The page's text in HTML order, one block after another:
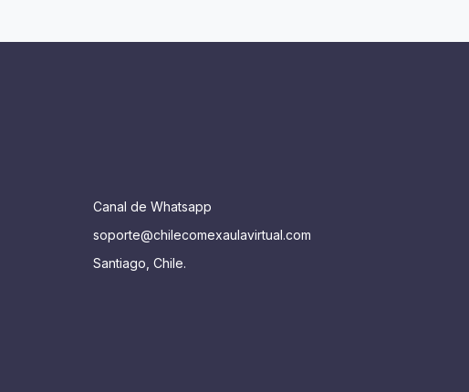
Canal de Whatsapp
soporte@chilecomexaulavirtual.com
Santiago, Chile.